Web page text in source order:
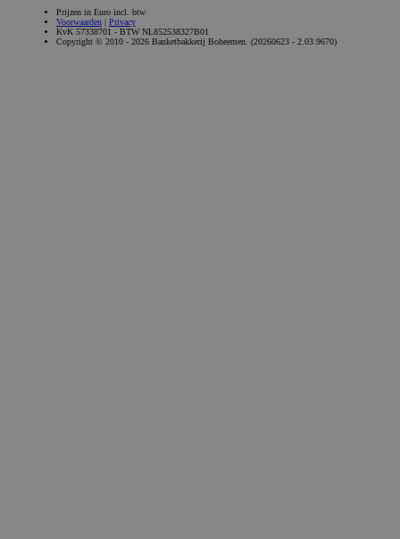
Prijzen in Euro incl. btw
Voorwaarden | Privacy
KvK 57338701 - BTW NL852538327B01
Copyright © 2010 - 2026 Banketbakkerij Boheemen. (20260623 - 2.03.9670)